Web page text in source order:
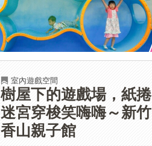
室內遊戲空間
樹屋下的遊戲場，紙捲
迷宮穿梭笑嗨嗨～新竹
香山親子館